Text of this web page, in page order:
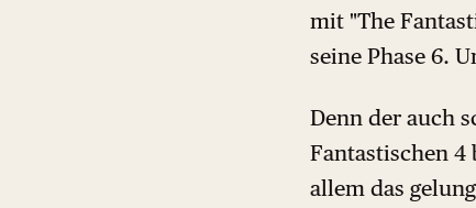
mit "The
seine Phase 6.
Denn der auch
Fantastischen
allem das